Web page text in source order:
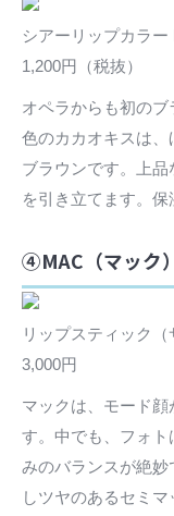
シアーリップカラー
1,200円（税抜）
オペラからも初の
色のカカオキスは
ブラウンです。上
を引き立てます。保
④MAC（マック）
リップスティック（
3,000円
マックは、モード
す。中でも、フォ
みのバランスが絶
しツヤのあるセミ